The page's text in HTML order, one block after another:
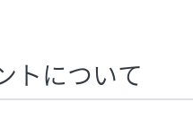
トについて